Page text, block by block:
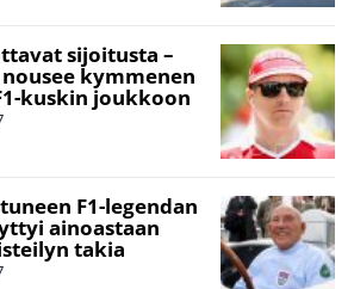
sijoitusta –
kymmenen
kuskin joukkoon
F1-legendan
ainoastaan
takia